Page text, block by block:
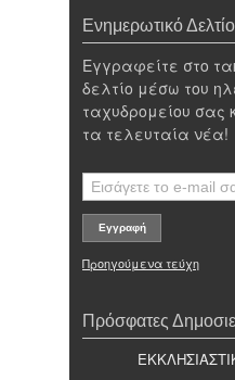
Ενημερωτικό Δελτίο
Εγγραφείτε στο
δελτίο μέσω του
ταχυδρομείου σας
τα τελευταία νέα!
Προηγούμενα τεύχη
Πρόσφατες